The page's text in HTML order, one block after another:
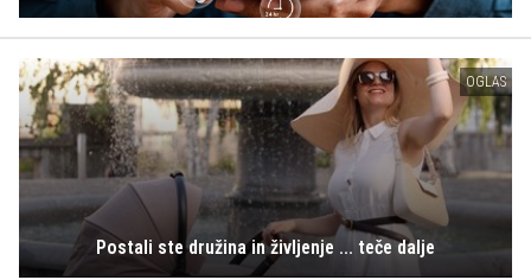
OGLAS
Postali ste družina in življenje ... teče dalje